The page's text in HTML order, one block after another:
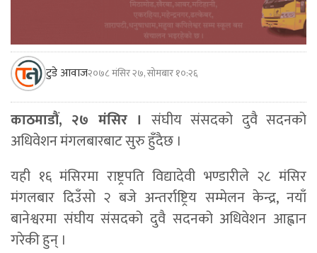
टुडे आवाज२०७८ मंसिर २७, सोमबार १०:२६
काठमाडौं, २७ मंसिर । संघीय संसदको दुवै सदनको
अधिवेशन मंगलबारबाट सुरु हुँदैछ ।
यही १६ मंसिरमा राष्ट्रपति विद्यादेवी भण्डारीले २८ मंसिर
मंगलबार दिउँसो २ बजे अन्तर्राष्ट्रिय सम्मेलन केन्द्र, नयाँ
बानेश्वरमा संघीय संसदको दुवै सदनको अधिवेशन आह्वान
गरेकी हुन् ।